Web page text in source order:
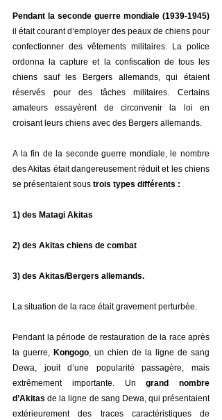
Pendant la seconde guerre mondiale (1939-1945)
il était courant d’employer des peaux de chiens pour
confectionner des vêtements militaires. La police
ordonna la capture et la confiscation de tous les
chiens sauf les Bergers allemands, qui étaient
réservés pour des tâches militaires. Certains
amateurs essayèrent de circonvenir la loi en
croisant leurs chiens avec des Bergers allemands.
A la fin de la seconde guerre mondiale, le nombre
des Akitas était dangereusement réduit et les chiens
se présentaient sous trois types différents :
1) des Matagi Akitas
2) des Akitas chiens de combat
3) des Akitas/Bergers allemands.
La situation de la race était gravement perturbée.
Pendant la période de restauration de la race après
la guerre, Kongogo, un chien de la ligne de sang
Dewa, jouit d’une popularité passagère, mais
extrêmement importante. Un grand nombre
d’Akitas de la ligne de sang Dewa, qui présentaient
extérieurement des traces caractéristiques de